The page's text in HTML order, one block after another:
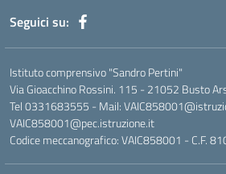
Seguici su:
Istituto comprensivo "Sandro Pertini"
Via Gioacchino Rossini. 115 - 21052 Busto
Tel 0331683555 - Mail:
VAIC858001@pec.istruzione.it
Codice meccanografico: VAIC858001 - C.F.